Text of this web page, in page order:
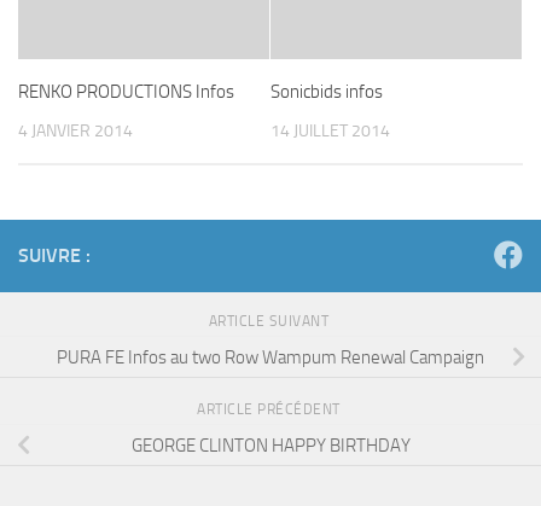
RENKO PRODUCTIONS Infos
4 JANVIER 2014
Sonicbids infos
14 JUILLET 2014
SUIVRE :
ARTICLE SUIVANT
PURA FE Infos au two Row Wampum Renewal Campaign
ARTICLE PRÉCÉDENT
GEORGE CLINTON HAPPY BIRTHDAY